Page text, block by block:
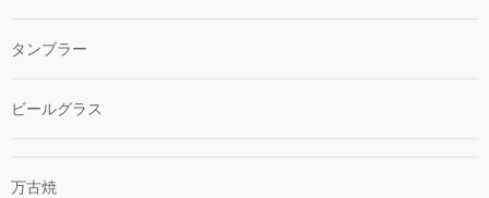
タンブラー
ビールグラス
万古焼